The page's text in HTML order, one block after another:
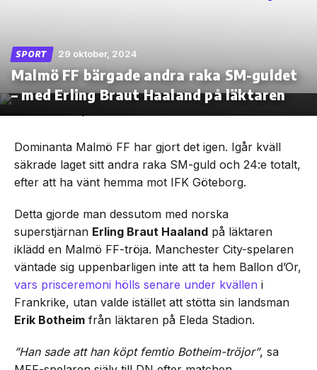
Skip
the
SPORT 29 oktober, 2024
Malmö FF bärgade andra raka SM-guldet
– med Erling Braut Haaland på läktaren
Dominanta Malmö FF har gjort det igen. Igår kväll
säkrade laget sitt andra raka SM-guld och 24:e totalt,
efter att ha vänt hemma mot IFK Göteborg.
Detta gjorde man dessutom med norska
superstjärnan Erling Braut Haaland på läktaren
iklädd en Malmö FF-tröja. Manchester City-spelaren
väntade sig uppenbarligen inte att ta hem Ballon d’Or,
vars prisceremoni hölls senare under kvällen i
Frankrike, utan valde istället att stötta sin landsman
Erik Botheim från läktaren på Eleda Stadion.
”Han sade att han köpt femtio Botheim-tröjor”, sa